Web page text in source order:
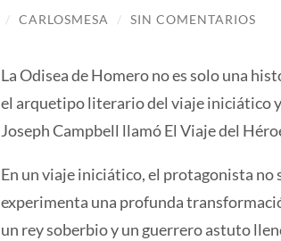
/ CARLOSMESA / SIN COMENTARIOS
La Odisea de Homero no es solo una
el arquetipo literario del viaje iniciático
Joseph Campbell llamó El Viaje del
En un viaje iniciático, el protagonista no
experimenta una profunda
un rey soberbio y un guerrero astuto